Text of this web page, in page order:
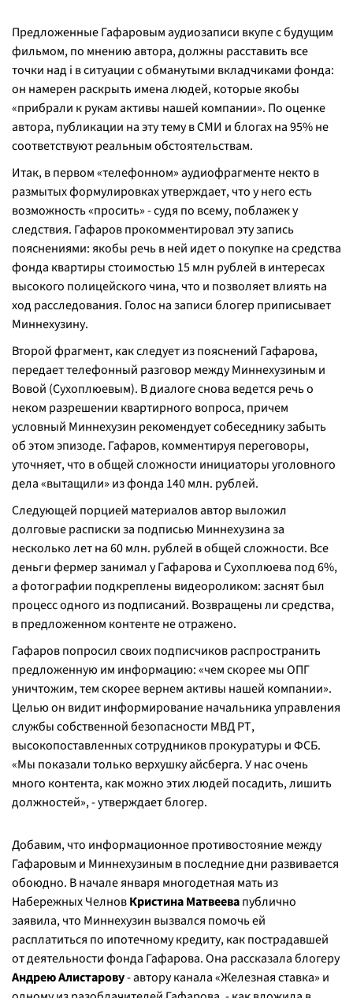
Предложенные Гафаровым аудиозаписи вкупе с будущим
фильмом, по мнению автора, должны расставить все
точки над i в ситуации с обманутыми вкладчиками фонда:
он намерен раскрыть имена людей, которые якобы
«прибрали к рукам активы нашей компании». По оценке
автора, публикации на эту тему в СМИ и блогах на 95% не
соответствуют реальным обстоятельствам.
Итак, в первом «телефонном» аудиофрагменте некто в
размытых формулировках утверждает, что у него есть
возможность «просить» - судя по всему, поблажек у
следствия. Гафаров прокомментировал эту запись
пояснениями: якобы речь в ней идет о покупке на средства
фонда квартиры стоимостью 15 млн рублей в интересах
высокого полицейского чина, что и позволяет влиять на
ход расследования. Голос на записи блогер приписывает
Миннехузину.
Второй фрагмент, как следует из пояснений Гафарова,
передает телефонный разговор между Миннехузиным и
Вовой (Сухоплюевым). В диалоге снова ведется речь о
неком разрешении квартирного вопроса, причем
условный Миннехузин рекомендует собеседнику забыть
об этом эпизоде. Гафаров, комментируя переговоры,
уточняет, что в общей сложности инициаторы уголовного
дела «вытащили» из фонда 140 млн. рублей.
Следующей порцией материалов автор выложил
долговые расписки за подписью Миннехузина за
несколько лет на 60 млн. рублей в общей сложности. Все
деньги фермер занимал у Гафарова и Сухоплюева под 6%,
а фотографии подкреплены видеороликом: заснят был
процесс одного из подписаний. Возвращены ли средства,
в предложенном контенте не отражено.
Гафаров попросил своих подписчиков распространить
предложенную им информацию: «чем скорее мы ОПГ
уничтожим, тем скорее вернем активы нашей компании».
Целью он видит информирование начальника управления
службы собственной безопасности МВД РТ,
высокопоставленных сотрудников прокуратуры и ФСБ.
«Мы показали только верхушку айсберга. У нас очень
много контента, как можно этих людей посадить, лишить
должностей», - утверждает блогер.
Добавим, что информационное противостояние между
Гафаровым и Миннехузиным в последние дни развивается
обоюдно. В начале января многодетная мать из
Набережных ЧелновКристина Матвеевапублично
заявила, что Миннехузин вызвался помочь ей
расплатиться по ипотечному кредиту, как пострадавшей
от деятельности фонда Гафарова. Она рассказала блогеру
Андрею Алистарову- автору канала «Железная ставка» и